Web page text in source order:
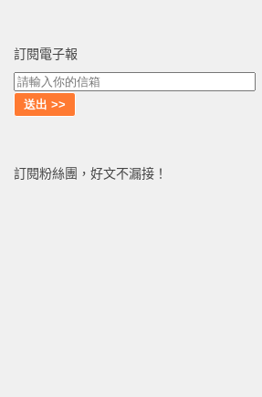
訂閱電子報
訂閱粉絲團，好文不漏接！